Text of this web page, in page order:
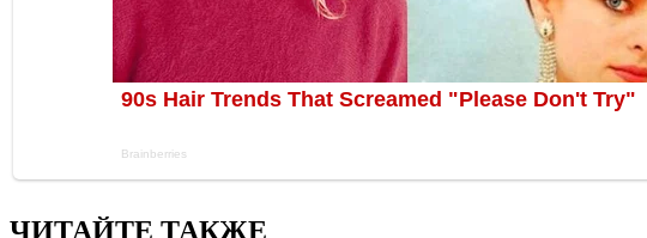
ЧИТАЙТЕ ТАКЖЕ